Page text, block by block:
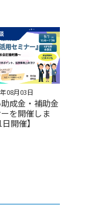
08月03日
成金・補助金
を開催しま
開催】